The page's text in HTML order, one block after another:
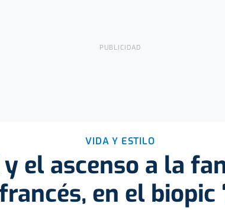
VIDA Y ESTILO
el ascenso a la
en el biopic